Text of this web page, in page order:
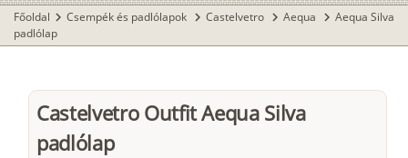
Főoldal chevron_right Csempék és padlólapok chevron_right Castelvetro chevron_right Aequa chevron_right Aequa Silva
padlólap
Castelvetro Outfit Aequa Silva
padlólap